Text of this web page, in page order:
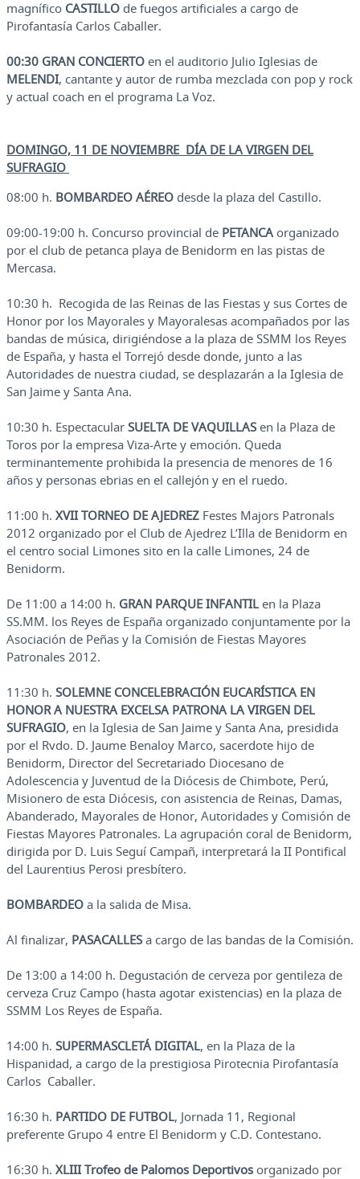
magnífico CASTILLO de fuegos artificiales a cargo de
Pirofantasía Carlos Caballer.
00:30 GRAN CONCIERTO en el auditorio Julio Iglesias de
MELENDI, cantante y autor de rumba mezclada con pop y rock
y actual coach en el programa La Voz.
DOMINGO, 11 DE NOVIEMBRE DÍA DE LA VIRGEN DEL
SUFRAGIO
08:00 h. BOMBARDEO AÉREO desde la plaza del Castillo.
09:00-19:00 h. Concurso provincial de PETANCAorganizado
por el club de petanca playa de Benidorm en las pistas de
Mercasa.
10:30 h. Recogida de las Reinas de las Fiestas y sus Cortes de
Honor por los Mayorales y Mayoralesas acompañados por las
bandas de música, dirigiéndose a la plaza de SSMM los Reyes
de España, y hasta el Torrejó desde donde, junto a las
Autoridades de nuestra ciudad, se desplazarán a la Iglesia de
San Jaime y Santa Ana.
10:30 h. Espectacular SUELTA DE VAQUILLAS en la Plaza de
Toros por la empresa Viza-Arte y emoción. Queda
terminantemente prohibida la presencia de menores de 16
años y personas ebrias en el callejón y en el ruedo.
11:00 h. XVII TORNEO DE AJEDREZ Festes Majors Patronals
2012 organizado por el Club de Ajedrez L’Illa de Benidorm en
el centro social Limones sito en la calle Limones, 24 de
Benidorm.
De 11:00 a 14:00 h. GRAN PARQUE INFANTIL en la Plaza
SS.MM. los Reyes de España organizado conjuntamente por la
Asociación de Peñas y la Comisión de Fiestas Mayores
Patronales 2012.
11:30 h. SOLEMNE CONCELEBRACIÓN EUCARÍSTICA EN
HONOR A NUESTRA EXCELSA PATRONA LA VIRGEN DEL
SUFRAGIO, en la Iglesia de San Jaime y Santa Ana, presidida
por el Rvdo. D. Jaume Benaloy Marco, sacerdote hijo de
Benidorm, Director del Secretariado Diocesano de
Adolescencia y Juventud de la Diócesis de Chimbote, Perú,
Misionero de esta Diócesis, con asistencia de Reinas, Damas,
Abanderado, Mayorales de Honor, Autoridades y Comisión de
Fiestas Mayores Patronales. La agrupación coral de Benidorm,
dirigida por D. Luis Seguí Campañ, interpretará la II Pontifical
del Laurentius Perosi presbítero.
BOMBARDEO a la salida de Misa.
Al finalizar, PASACALLES a cargo de las bandas de la Comisión.
De 13:00 a 14:00 h. Degustación de cerveza por gentileza de
cerveza Cruz Campo (hasta agotar existencias) en la plaza de
SSMM Los Reyes de España.
14:00 h. SUPERMASCLETÁ DIGITAL, en la Plaza de la
Hispanidad, a cargo de la prestigiosa Pirotecnia Pirofantasía
Carlos Caballer.
16:30 h. PARTIDO DE FUTBOL, Jornada 11, Regional
preferente Grupo 4 entre El Benidorm y C.D. Contestano.
16:30 h. XLIII Trofeo de Palomos Deportivos organizado por